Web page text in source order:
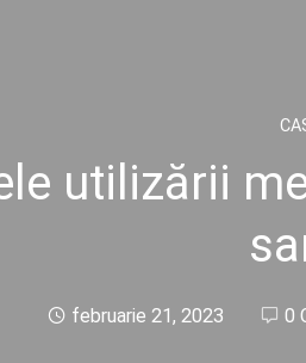
utilizării
februarie 21, 2023 0